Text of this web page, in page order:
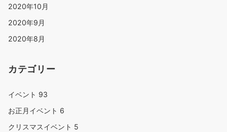
2020年10月
2020年9月
2020年8月
カテゴリー
イベント 93
お正月イベント 6
クリスマスイベント 5